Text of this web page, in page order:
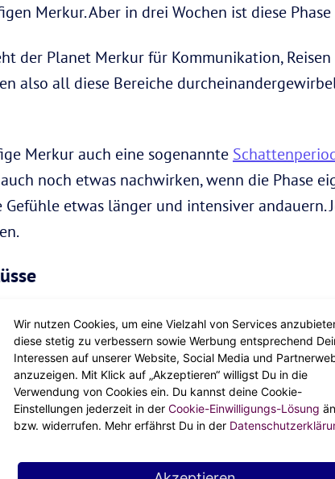
Merkur. Aber in drei Wochen ist diese
der Planet Merkur für Kommunikation, Reisen
also all diese Bereiche
Merkur auch eine sogenannte
noch etwas nachwirken, wenn die Phase
etwas länger und intensiver andauern.
über Kommunikation, gleichzeitig aber auch
besonders introvertiert und unorganisiert.
Termine vergessen und Daten gelöscht
Freunde oder sogar Expartner plötzlich aus
Wir nutzen Cookies, um eine Vielzahl von Services
diese stetig zu verbessern sowie Werbung entsprechend
Interessen auf unserer Website, Social Media und
anzuzeigen. Mit Klick auf „Akzeptieren“ willigst Du in die
Verwendung von Cookies ein. Du kannst deine Cookie-
Einstellungen jederzeit in der Cookie-Einwilligungs-Lösung
bzw. widerrufen. Mehr erfährst Du in der